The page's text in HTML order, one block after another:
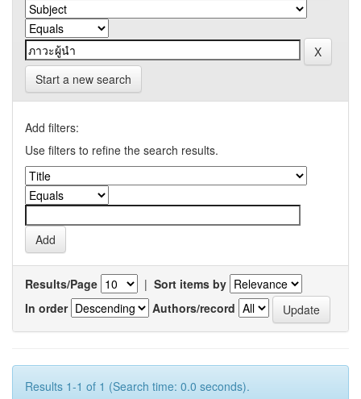
Start a new search
Add filters:
Use filters to refine the search results.
Results/Page | Sort items by
In order
Authors/record
Results 1-1 of 1 (Search time: 0.0 seconds).